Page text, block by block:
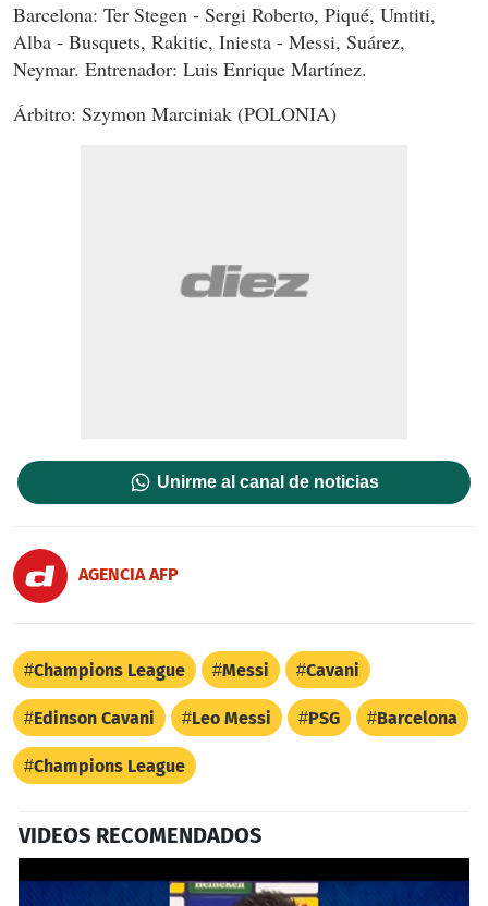
Barcelona: Ter Stegen - Sergi Roberto, Piqué, Umtiti,
Alba - Busquets, Rakitic, Iniesta - Messi, Suárez,
Neymar. Entrenador: Luis Enrique Martínez.
Árbitro: Szymon Marciniak (POLONIA)
Unirme al canal de noticias
AGENCIA AFP
Champions League Messi Cavani
Edinson Cavani Leo Messi PSG Barcelona
Champions League
VIDEOS RECOMENDADOS